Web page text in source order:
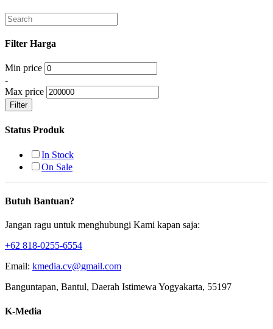
Filter Harga
Min price
-
Max price
Filter
Status Produk
In Stock
On Sale
Butuh Bantuan?
Jangan ragu untuk menghubungi Kami kapan saja:
+62 818-0255-6554
Email: kmedia.cv@gmail.com
Banguntapan, Bantul, Daerah Istimewa Yogyakarta, 55197
K-Media